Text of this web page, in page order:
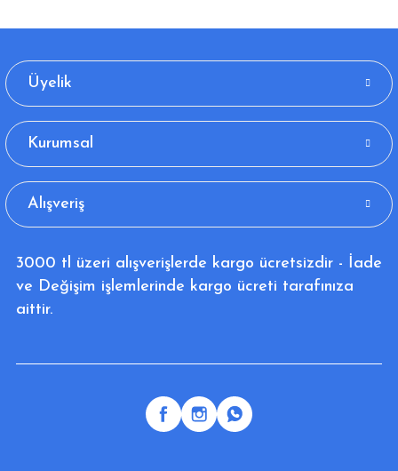
Üyelik
Kurumsal
Alışveriş
3000 tl üzeri alışverişlerde kargo ücretsizdir - İade
ve Değişim işlemlerinde kargo ücreti tarafınıza
aittir.